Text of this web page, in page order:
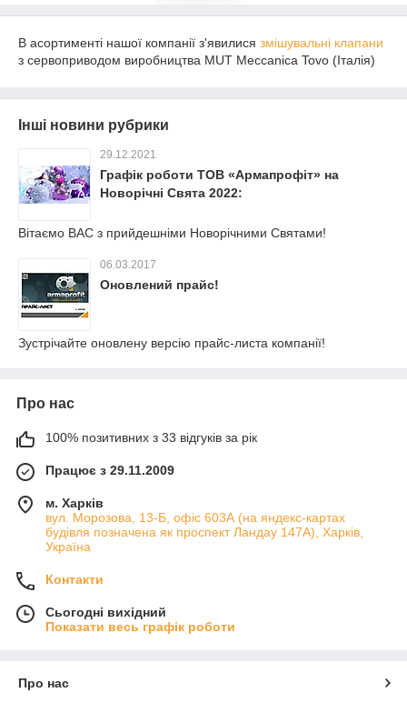
В асортименті нашої компанії з'явилися змішувальні клапани
з сервоприводом виробництва MUT Meccanica Tovo (Італія)
Інші новини рубрики
29.12.2021
Графік роботи ТОВ «Армапрофіт» на
Новорічні Свята 2022:
Вітаємо ВАС з прийдешніми Новорічними Святами!
06.03.2017
Оновлений прайс!
Зустрічайте оновлену версію прайс-листа компанії!
Про нас
100% позитивних з 33 відгуків за рік
Працює з 29.11.2009
м. Харків
вул. Морозова, 13-Б, офіс 603А (на яндекс-картах
будівля позначена як проспект Ландау 147А), Харків,
Україна
Контакти
Сьогодні вихідний
Показати весь графік роботи
Про нас